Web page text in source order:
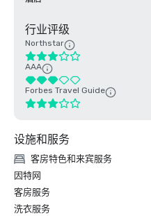
行业评级
Northstar
AAA
Forbes Travel Guide
设施和服务
客房特色和来宾服务
因特网
客房服务
洗衣服务